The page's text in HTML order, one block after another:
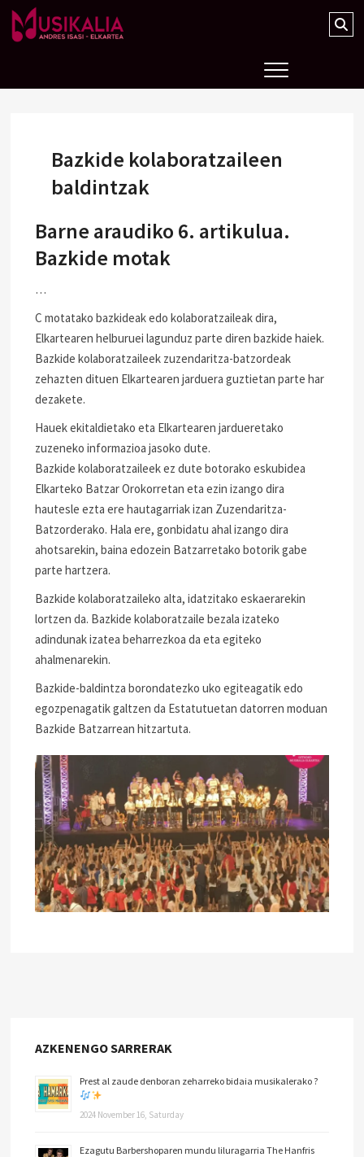
Bazkide kolaboratzaileen
baldintzak
Barne araudiko 6. artikulua.
Bazkide motak
…
C motatako bazkideak edo kolaboratzaileak dira,
Elkartearen helburuei lagunduz parte diren bazkide haiek.
Bazkide kolaboratzaileek zuzendaritza-batzordeak
zehazten dituen Elkartearen jarduera guztietan parte har
dezakete.
Hauek ekitaldietako eta Elkartearen jardueretako
zuzeneko informazioa jasoko dute.
Bazkide kolaboratzaileek ez dute botorako eskubidea
Elkarteko Batzar Orokorretan eta ezin izango dira
hautesle ezta ere hautagarriak izan Zuzendaritza-
Batzorderako. Hala ere, gonbidatu ahal izango dira
ahotsarekin, baina edozein Batzarretako botorik gabe
parte hartzera.
Bazkide kolaboratzaileko alta, idatzitako eskaerarekin
lortzen da. Bazkide kolaboratzaile bezala izateko
adindunak izatea beharrezkoa da eta egiteko
ahalmenarekin.
Bazkide-baldintza borondatezko uko egiteagatik edo
egozpenagatik galtzen da Estatutuetan datorren moduan
Bazkide Batzarrean hitzartuta.
AZKENENGO SARRERAK
Prest al zaude denboran zeharreko bidaia musikalerako ?
2024 November 16, Saturday
Ezagutu Barbershoparen mundu liluragarria The Hanfris